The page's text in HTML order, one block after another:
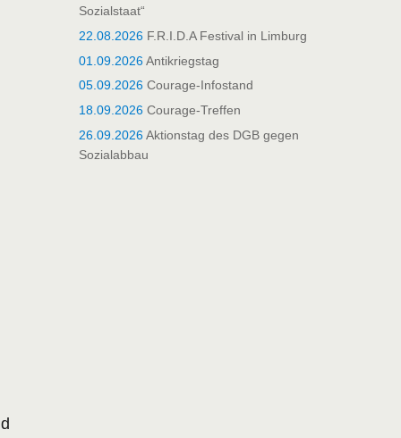
Sozialstaat“
22.08.2026F.R.I.D.A Festival in Limburg
01.09.2026Antikriegstag
05.09.2026Courage-Infostand
18.09.2026Courage-Treffen
26.09.2026Aktionstag des DGB gegen
Sozialabbau